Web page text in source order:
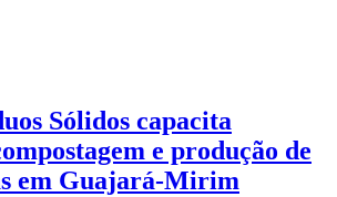
Sólidos capacita
e produção de
em Guajará-Mirim